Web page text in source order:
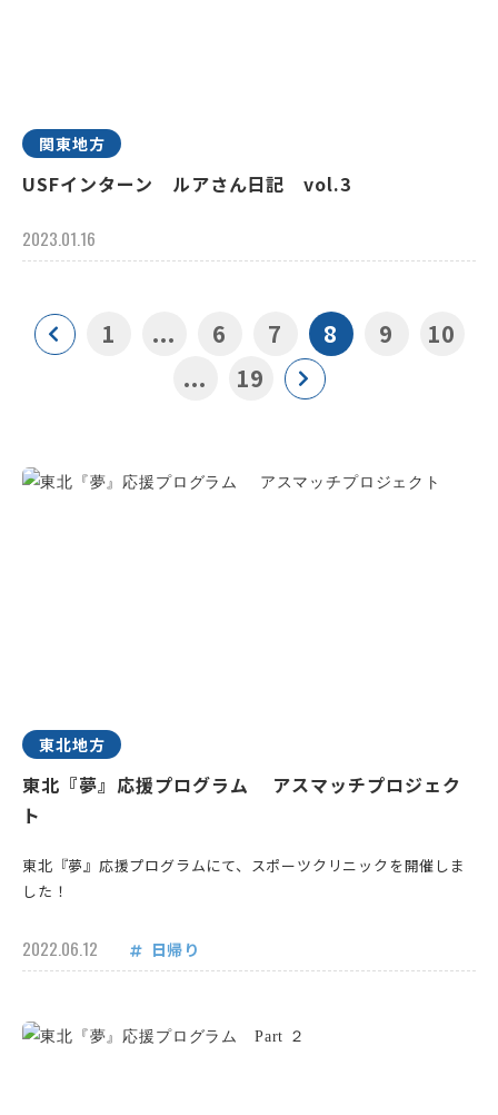
関東地方
USFインターン ルアさん日記 vol.3
2023.01.16
1 ... 6 7 8 9
10
...
19
東北地方
東北『夢』応援プログラム アスマッチプロジェク
ト
東北『夢』応援プログラムにて、スポーツクリニックを開催しま
した！
2022.06.12 日帰り